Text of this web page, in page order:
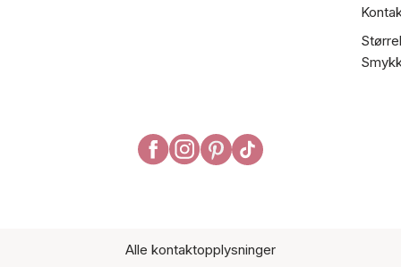
Alle kontaktopplysninger